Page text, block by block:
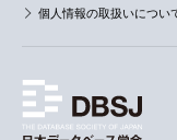
個人情報の取扱いについ